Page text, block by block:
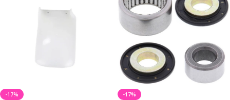
-17% -17%